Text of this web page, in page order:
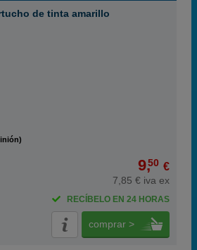
de tinta amarillo
9,50 €
7,85 € iva ex
RECÍBELO EN 24 HORAS
comprar >